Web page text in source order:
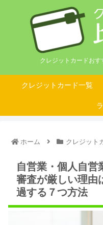
クレジットカードおす
クレジットカード一覧
ホーム クレジット
自営業・個人自営
審査が厳しい理由
過する７つ方法